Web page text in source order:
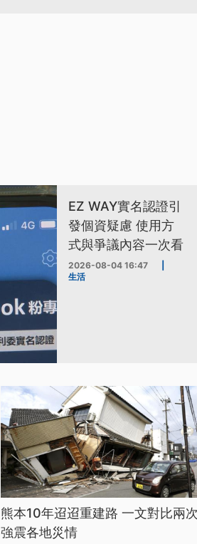
EZ WAY實名認證引
發個資疑慮 使用方
式與爭議內容一次看
2026-08-04 16:47
生活
熊本10年迢迢重建路 一文對比兩次
強震各地災情